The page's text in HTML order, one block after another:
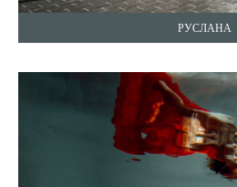
РУСЛАНА